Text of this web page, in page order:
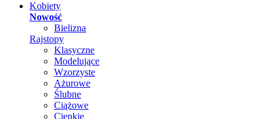
Kobiety
Nowość
Bielizna
Rajstopy
Klasyczne
Modelujące
Wzorzyste
Ażurowe
Ślubne
Ciążowe
Cienkie